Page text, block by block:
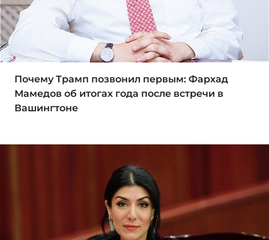
Почему Трамп позвонил первым: Фархад
Мамедов об итогах года после встречи в
Вашингтоне